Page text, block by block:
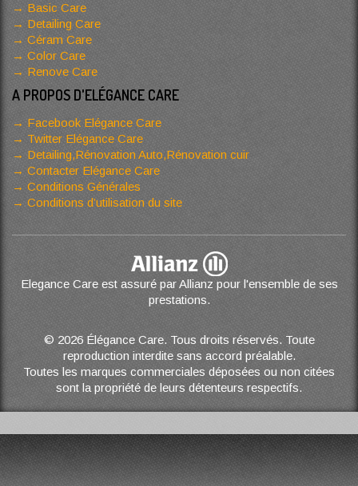
Basic Care
Detailing Care
Céram Care
Color Care
Renove Care
A PROPOS D'ELÉGANCE CARE
Facebook Elégance Care
Twitter Elégance Care
Detailing,Rénovation Auto,Rénovation cuir
Contacter Elégance Care
Conditions Générales
Conditions d’utilisation du site
Elegance Care est assuré par Allianz pour l'ensemble de ses
prestations.
© 2026 Élégance Care. Tous droits réservés. Toute
reproduction interdite sans accord préalable.
Toutes les marques commerciales déposées ou non citées
sont la propriété de leurs détenteurs respectifs.